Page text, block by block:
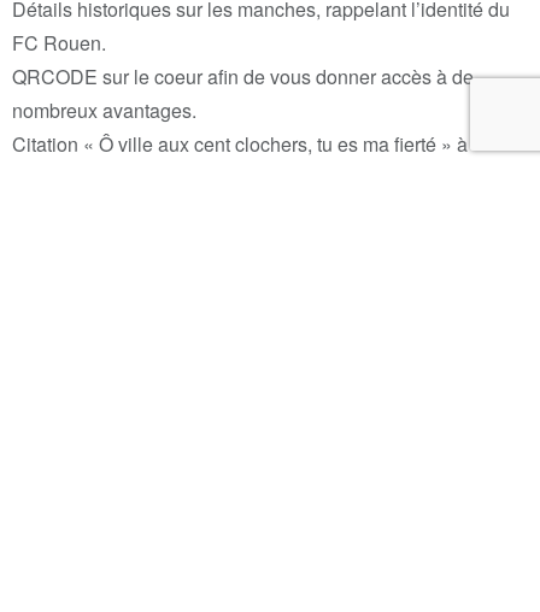
Détails historiques sur les manches, rappelant l’identité du
FC Rouen.
QRCODE sur le coeur afin de vous donner accès à de
nombreux avantages.
Citation « Ô ville aux cent clochers, tu es ma fierté » à